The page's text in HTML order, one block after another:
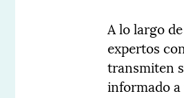
A lo largo
expertos
transmiten
informado a